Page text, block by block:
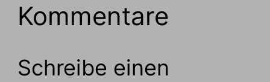
Kommentare
Schreibe einen